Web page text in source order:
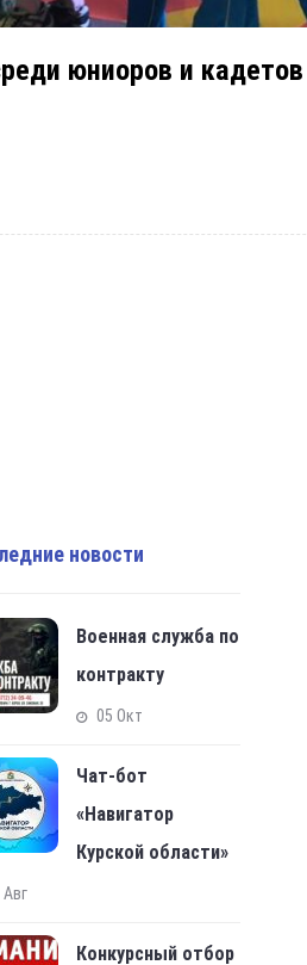
юниоров и кадетов
новости
Военная служба по
контракту
05 Окт
Чат-бот
«Навигатор
Курской области»
Авг
Конкурсный отбор